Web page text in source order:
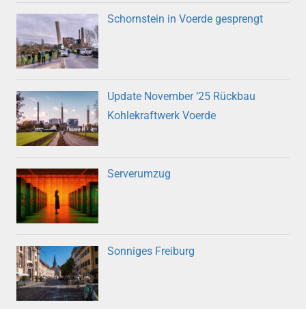
Schornstein in Voerde gesprengt
Update November ’25 Rückbau
Kohlekraftwerk Voerde
Serverumzug
Sonniges Freiburg